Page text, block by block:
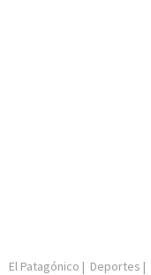
El Patagónico | Deportes |